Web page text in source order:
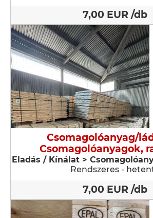
7,00 EUR /db
Csomagolóanyag/
Csomagolóanyagok,
Eladás / Kínálat >
Rendszeres -
7,00 EUR /db